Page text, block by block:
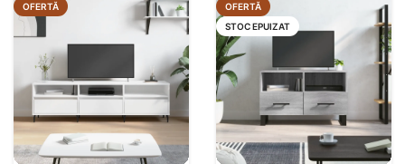
OFERTĂ
OFERTĂ
STOC EPUIZAT